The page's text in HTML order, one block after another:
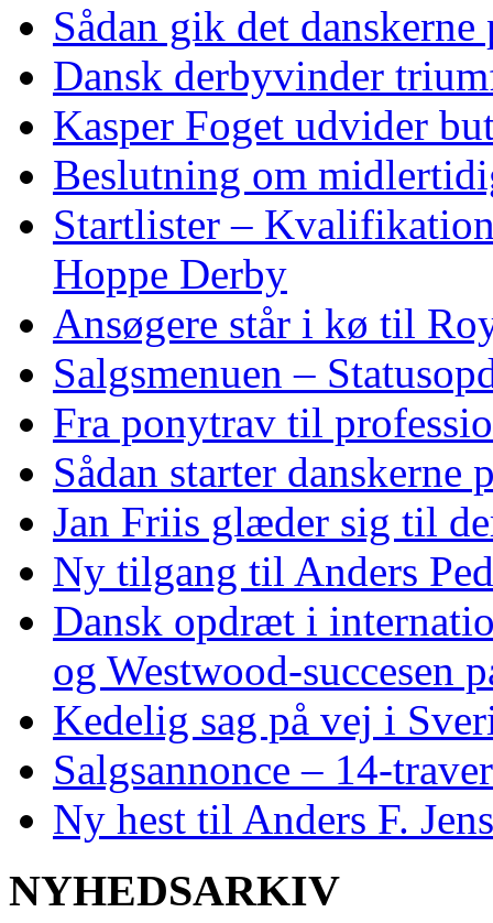
Sådan gik det
Dansk derbyvinder
Kasper Foget udvider
Beslutning om
Startlister –
Hoppe Derby
Ansøgere står i kø til
Salgsmenuen –
Fra ponytrav til
Sådan starter danskerne
Jan Friis glæder sig til
Ny tilgang til Anders
Dansk opdræt i
og Westwood‑succesen
Kedelig sag på vej i
Salgsannonce –
Ny hest til Anders F.
NYHEDSARKIV